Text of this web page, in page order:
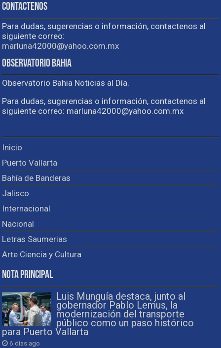
Contactenos
Para dudas, sugerencias o información, contactenos al
siguiente correo:
marluna42000@yahoo.com.mx
Observatorio Bahia
Observatorio Bahia Noticias al Día.
Para dudas, sugerencias o información, contactenos al
siguiente correo: marluna42000@yahoo.com.mx
Inicio
Puerto Vallarta
Bahía de Banderas
Jalisco
Internacional
Nacional
Letras Saumerias
Arte Ciencia y Cultura
Nota Principal
Luis Munguía destaca, junto al
gobernador Pablo Lemus, la
modernización del transporte
público como un paso histórico
para Puerto Vallarta
6 días ago